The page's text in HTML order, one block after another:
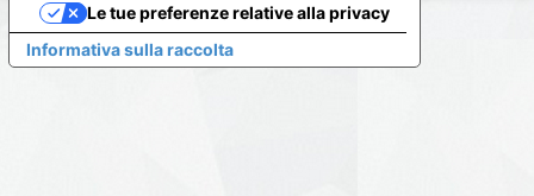
Informativa sulla raccolta
Le tue preferenze relative alla privacy